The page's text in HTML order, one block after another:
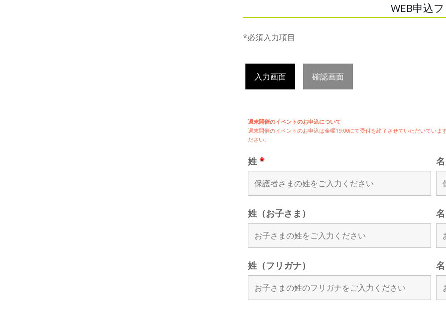
WEB申込
*必須入力項目
入力画面 確認画面
週末開催のイベントのお申込について
週末開催のイベントのお申込は金曜19:00にて受付を終了させていただいていま
ださい。
姓 *
姓（お子さま）
姓（フリガナ）